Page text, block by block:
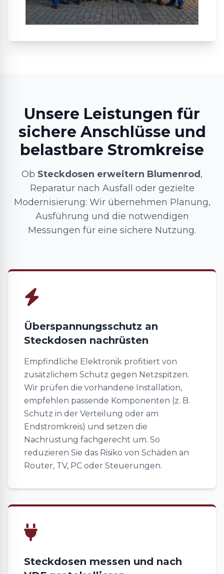
Unsere Leistungen für
sichere Anschlüsse und
belastbare Stromkreise
Ob Steckdosen erweitern Blumenrod ,
Reparatur nach Ausfall oder gezielte
Modernisierung: Wir übernehmen Planung,
Ausführung und die notwendigen
Messungen für eine sichere Nutzung.
Überspannungsschutz an
Steckdosen nachrüsten
Empfindliche Elektronik profitiert von
zusätzlichem Schutz gegen Netzspitzen.
Wir prüfen die vorhandene Installation,
empfehlen passende Komponenten (z. B.
Schutz in der Verteilung oder am
Endstromkreis) und setzen die
Nachrüstung fachgerecht um. So
reduzieren Sie das Risiko von Schäden an
Router, TV, PC oder Steuerungen.
Steckdosen messen und nach